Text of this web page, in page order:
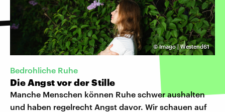
©Imago | Westend61
Bedrohliche Ruhe
Die Angst vor der Stille
Manche Menschen können Ruhe schwer aushalten
und haben regelrecht Angst davor. Wir schauen auf